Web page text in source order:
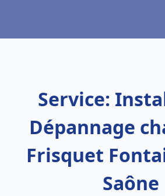
Service:
Dépannage
Frisquet
Saône